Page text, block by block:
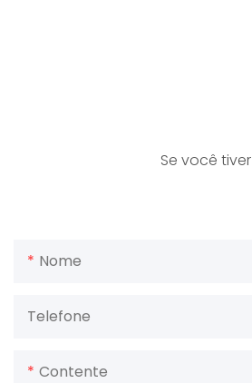
Se você
Nome
Telefone
Contente